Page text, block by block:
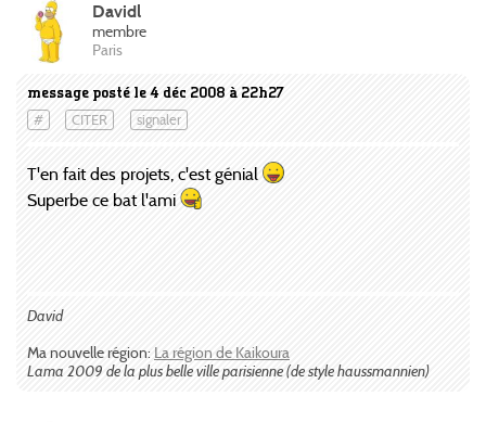
message posté le 4 déc 2008 à 22h27
# CITER signaler
Davidl
membre
Paris
T'en fait des projets, c'est génial
Superbe ce bat l'ami
David
Ma nouvelle région: La région de Kaikoura
Lama 2009 de la plus belle ville parisienne (de style haussmannien)